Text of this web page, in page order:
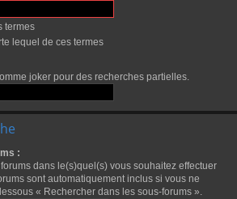
termes
lequel de ces termes
joker pour des recherches partielles.
:
dans le(s)quel(s) vous souhaitez effectuer
sont automatiquement inclus si vous ne
« Rechercher dans les sous-forums ».